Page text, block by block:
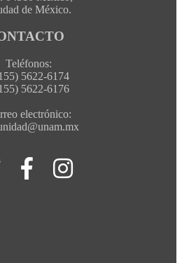
de México.
Teléfonos:
5622-6174
5622-6176
electrónico: